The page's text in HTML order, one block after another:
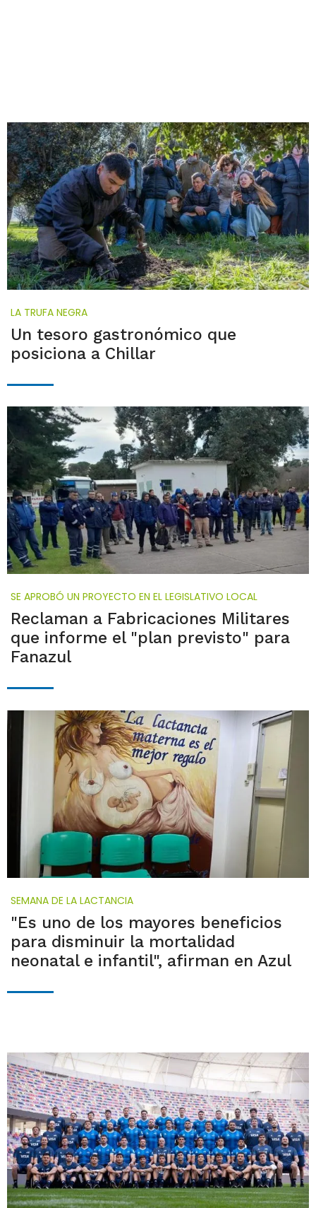
LA TRUFA NEGRA
Un tesoro gastronómico que
posiciona a Chillar
SE APROBÓ UN PROYECTO EN EL LEGISLATIVO LOCAL
Reclaman a Fabricaciones Militares
que informe el "plan previsto" para
Fanazul
SEMANA DE LA LACTANCIA
"Es uno de los mayores beneficios
para disminuir la mortalidad
neonatal e infantil", afirman en Azul